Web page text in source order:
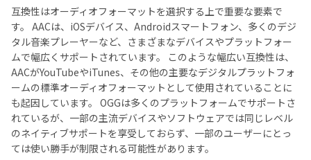
互換性はオーディオフォーマットを選択する上で重要な要素で
す。 AACは、iOSデバイス、Androidスマートフォン、多くのデジ
タル音楽プレーヤーなど、さまざまなデバイスやプラットフォー
ムで幅広くサポートされています。 このような幅広い互換性は、
AACがYouTubeやiTunes、その他の主要なデジタルプラットフォ
ームの標準オーディオフォーマットとして使用されていることに
も起因しています。 OGGは多くのプラットフォームでサポートさ
れているが、一部の主流デバイスやソフトウェアでは同じレベル
のネイティブサポートを享受しておらず、一部のユーザーにとっ
ては使い勝手が制限される可能性があります。